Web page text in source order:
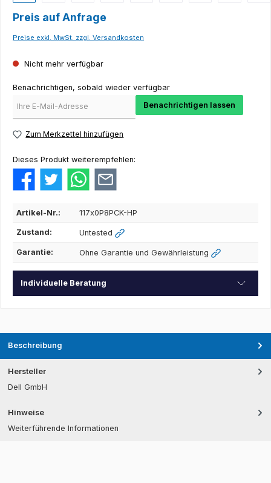
Preis auf Anfrage
Preise exkl. MwSt. zzgl. Versandkosten
Nicht mehr verfügbar
Benachrichtigen, sobald wieder verfügbar
Benachrichtigen lassen
Zum Merkzettel hinzufügen
Dieses Produkt weiterempfehlen:
Artikel-Nr.: 117x0P8PCK-HP
Zustand: Untested
Garantie: Ohne Garantie und Gewährleistung
Individuelle Beratung
Beschreibung
Hersteller
Dell GmbH
Hinweise
Weiterführende Informationen